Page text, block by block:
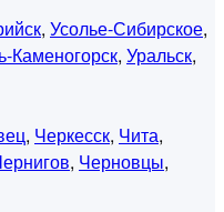
, Усолье-Сибирское,
Каменогорск, Уральск,
, Черкесск, Чита,
, Черновцы,